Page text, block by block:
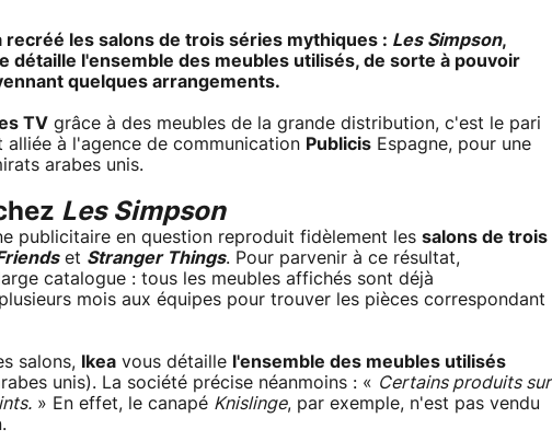
recréé les salons de trois séries mythiques : Les Simpson,
détaille l'ensemble des meubles utilisés, de sorte à pouvoir
quelques arrangements.
TV grâce à des meubles de la grande distribution, c'est le pari
alliée à l'agence de communication Publicis Espagne, pour une
arabes unis.
Les Simpson
publicitaire en question reproduit fidèlement les salons de trois
et Stranger Things. Pour parvenir à ce résultat,
catalogue : tous les meubles affichés sont déjà
mois aux équipes pour trouver les pièces correspondant
salons, Ikea vous détaille l'ensemble des meubles utilisés
unis). La société précise néanmoins : « Certains produits sur
» En effet, le canapé Knislinge, par exemple, n'est pas vendu